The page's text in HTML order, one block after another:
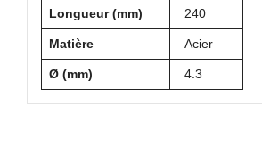
Longueur (mm) 240
Matière Acier
Ø (mm) 4.3